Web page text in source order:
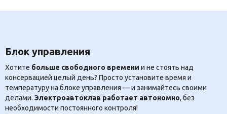
Блок управления
Хотите больше свободного времени и не стоять над
консервацией целый день? Просто установите время и
температуру на блоке управления — и занимайтесь своими
делами. Электроавтоклав работает автономно, без
необходимости постоянного контроля!